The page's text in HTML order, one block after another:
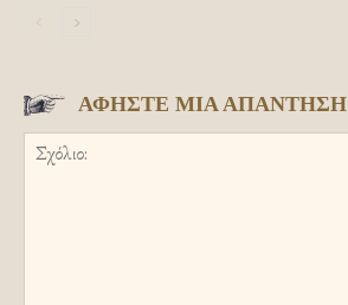
ΑΦΗΣΤΕ ΜΙΑ ΑΠΑΝΤΗΣΗ